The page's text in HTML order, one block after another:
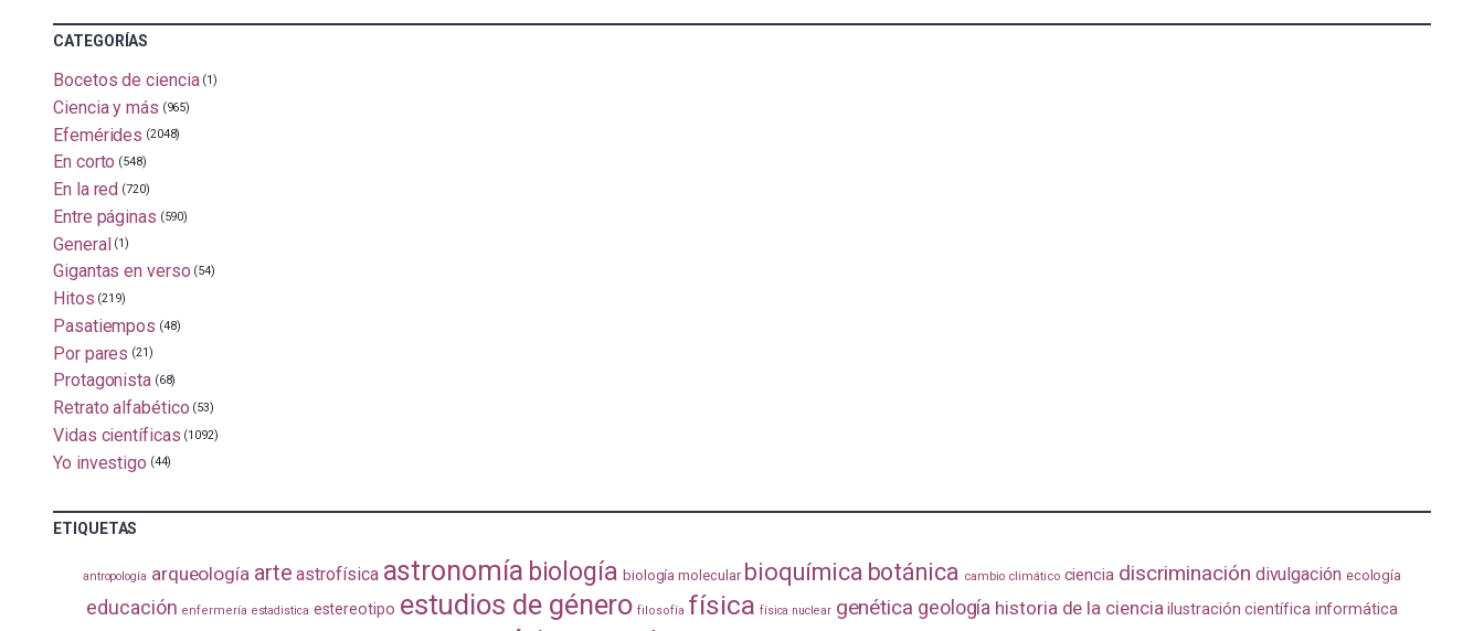
CATEGORÍAS
Bocetos de ciencia (1)
Ciencia y más (965)
Efemérides (2048)
En corto (548)
En la red (720)
Entre páginas (590)
General (1)
Gigantas en verso (54)
Hitos (219)
Pasatiempos (48)
Por pares (21)
Protagonista (68)
Retrato alfabético (53)
Vidas científicas (1092)
Yo investigo (44)
ETIQUETAS
antropología arqueología arte astrofísica astronomía biología biología molecular bioquímica botánica cambio climático ciencia discriminación divulgación ecología
educación enfermería estadistica estereotipo estudios de género filosofía física física nuclear genética geología historia de la ciencia ilustración científica informática